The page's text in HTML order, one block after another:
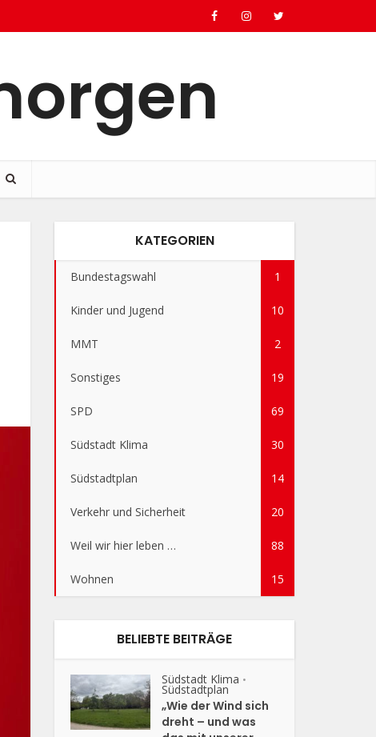
KATEGORIEN
Bundestagswahl 1
Kinder und Jugend 10
MMT 2
Sonstiges 19
SPD 69
Südstadt Klima 30
Südstadtplan 14
Verkehr und Sicherheit 20
Weil wir hier leben … 88
Wohnen 15
BELIEBTE BEITRÄGE
Südstadt Klima •
Südstadtplan
„Wie der Wind sich
dreht – und was